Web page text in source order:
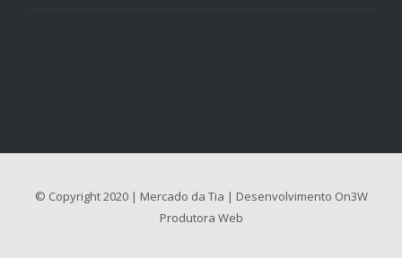
© Copyright 2020 | Mercado da Tia | Desenvolvimento On3W
Produtora Web